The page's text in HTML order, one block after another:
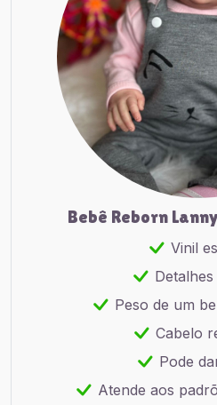
Bebê Reborn
Vinil
Peso de um
Cabelo
Pode
Atende aos